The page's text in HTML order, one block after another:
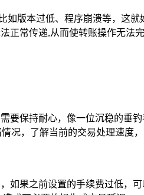
如版本过低、程序崩溃等，这
正常传递,从而使转账操作无法完
要保持耐心，像一位沉稳的垂
况，了解当前的交易处理速度
如果之前设置的手续费过低